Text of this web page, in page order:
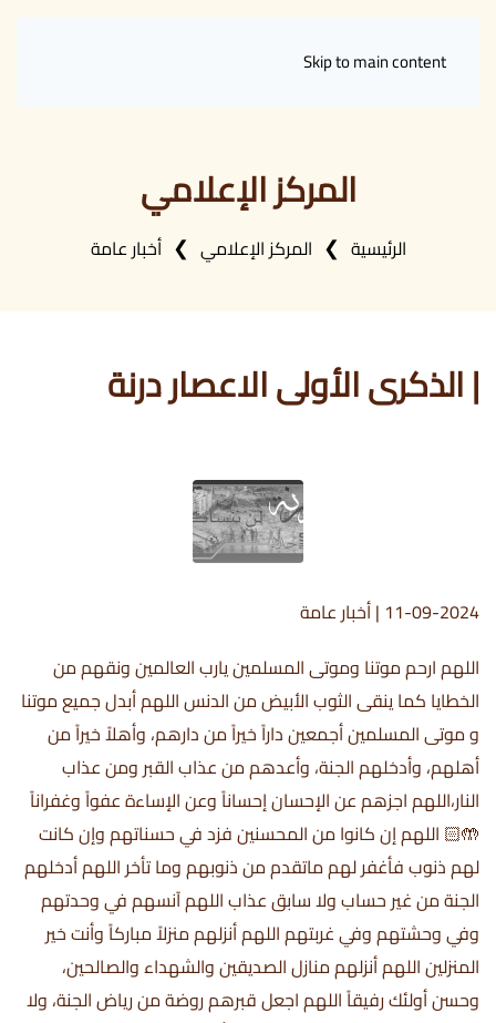
Skip to main content
المركز الإعلامي
الرئيسية المركز الإعلامي أخبار عامة
| الذكرى الأولى الاعصار درنة
11-09-2024
|أخبار عامة
اللهم ارحم موتنا وموتى المسلمين يارب العالمين ونقهم من
الخطايا كما ينقى الثوب الأبيض من الدنس اللهم أبدل جميع موتنا
و موتى المسلمين أجمعين داراً خيراً من دارهم، وأهلاً خيراً من
أهلهم، وأدخلهم الجنة، وأعدهم من عذاب القبر ومن عذاب
النار،اللهم اجزهم عن الإحسان إحساناً وعن الإساءة عفواً وغفراناً
🤲🏻 اللهم إن كانوا من المحسنين فزد في حسناتهم وإن كانت
لهم ذنوب فأغفر لهم ماتقدم من ذنوبهم وما تأخر اللهم أدخلهم
الجنة من غير حساب ولا سابق عذاب اللهم آنسهم في وحدتهم
وفي وحشتهم وفي غربتهم اللهم أنزلهم منزلاً مباركاً وأنت خير
المنزلين اللهم أنزلهم منازل الصديقين والشهداء والصالحين،
وحسن أولئك رفيقاً اللهم اجعل قبرهم روضة من رياض الجنة، ولا